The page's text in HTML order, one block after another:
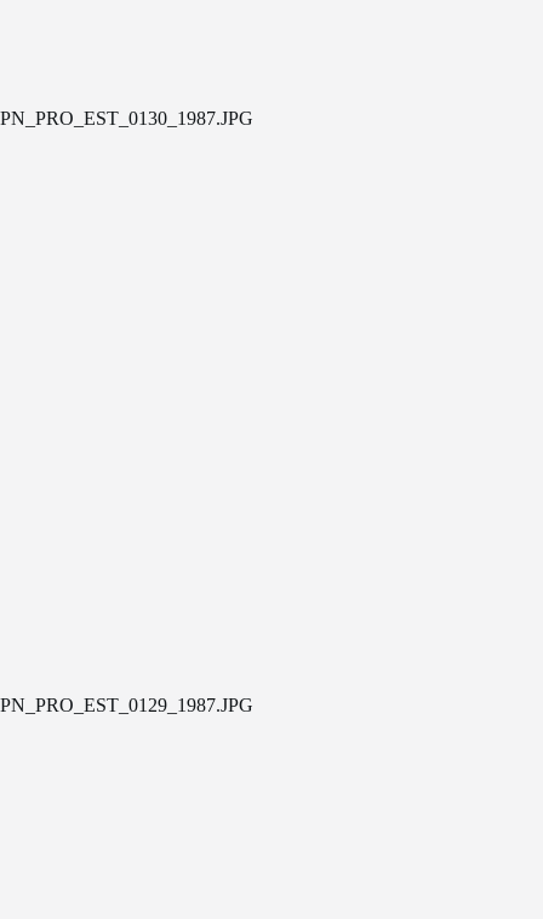
PN_PRO_EST_0130_1987.JPG
PN_PRO_EST_0129_1987.JPG